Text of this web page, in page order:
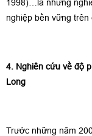
1998)…là những
nghiệp bền vững trên
4. Nghiên cứu về độ
Long
Trước những năm